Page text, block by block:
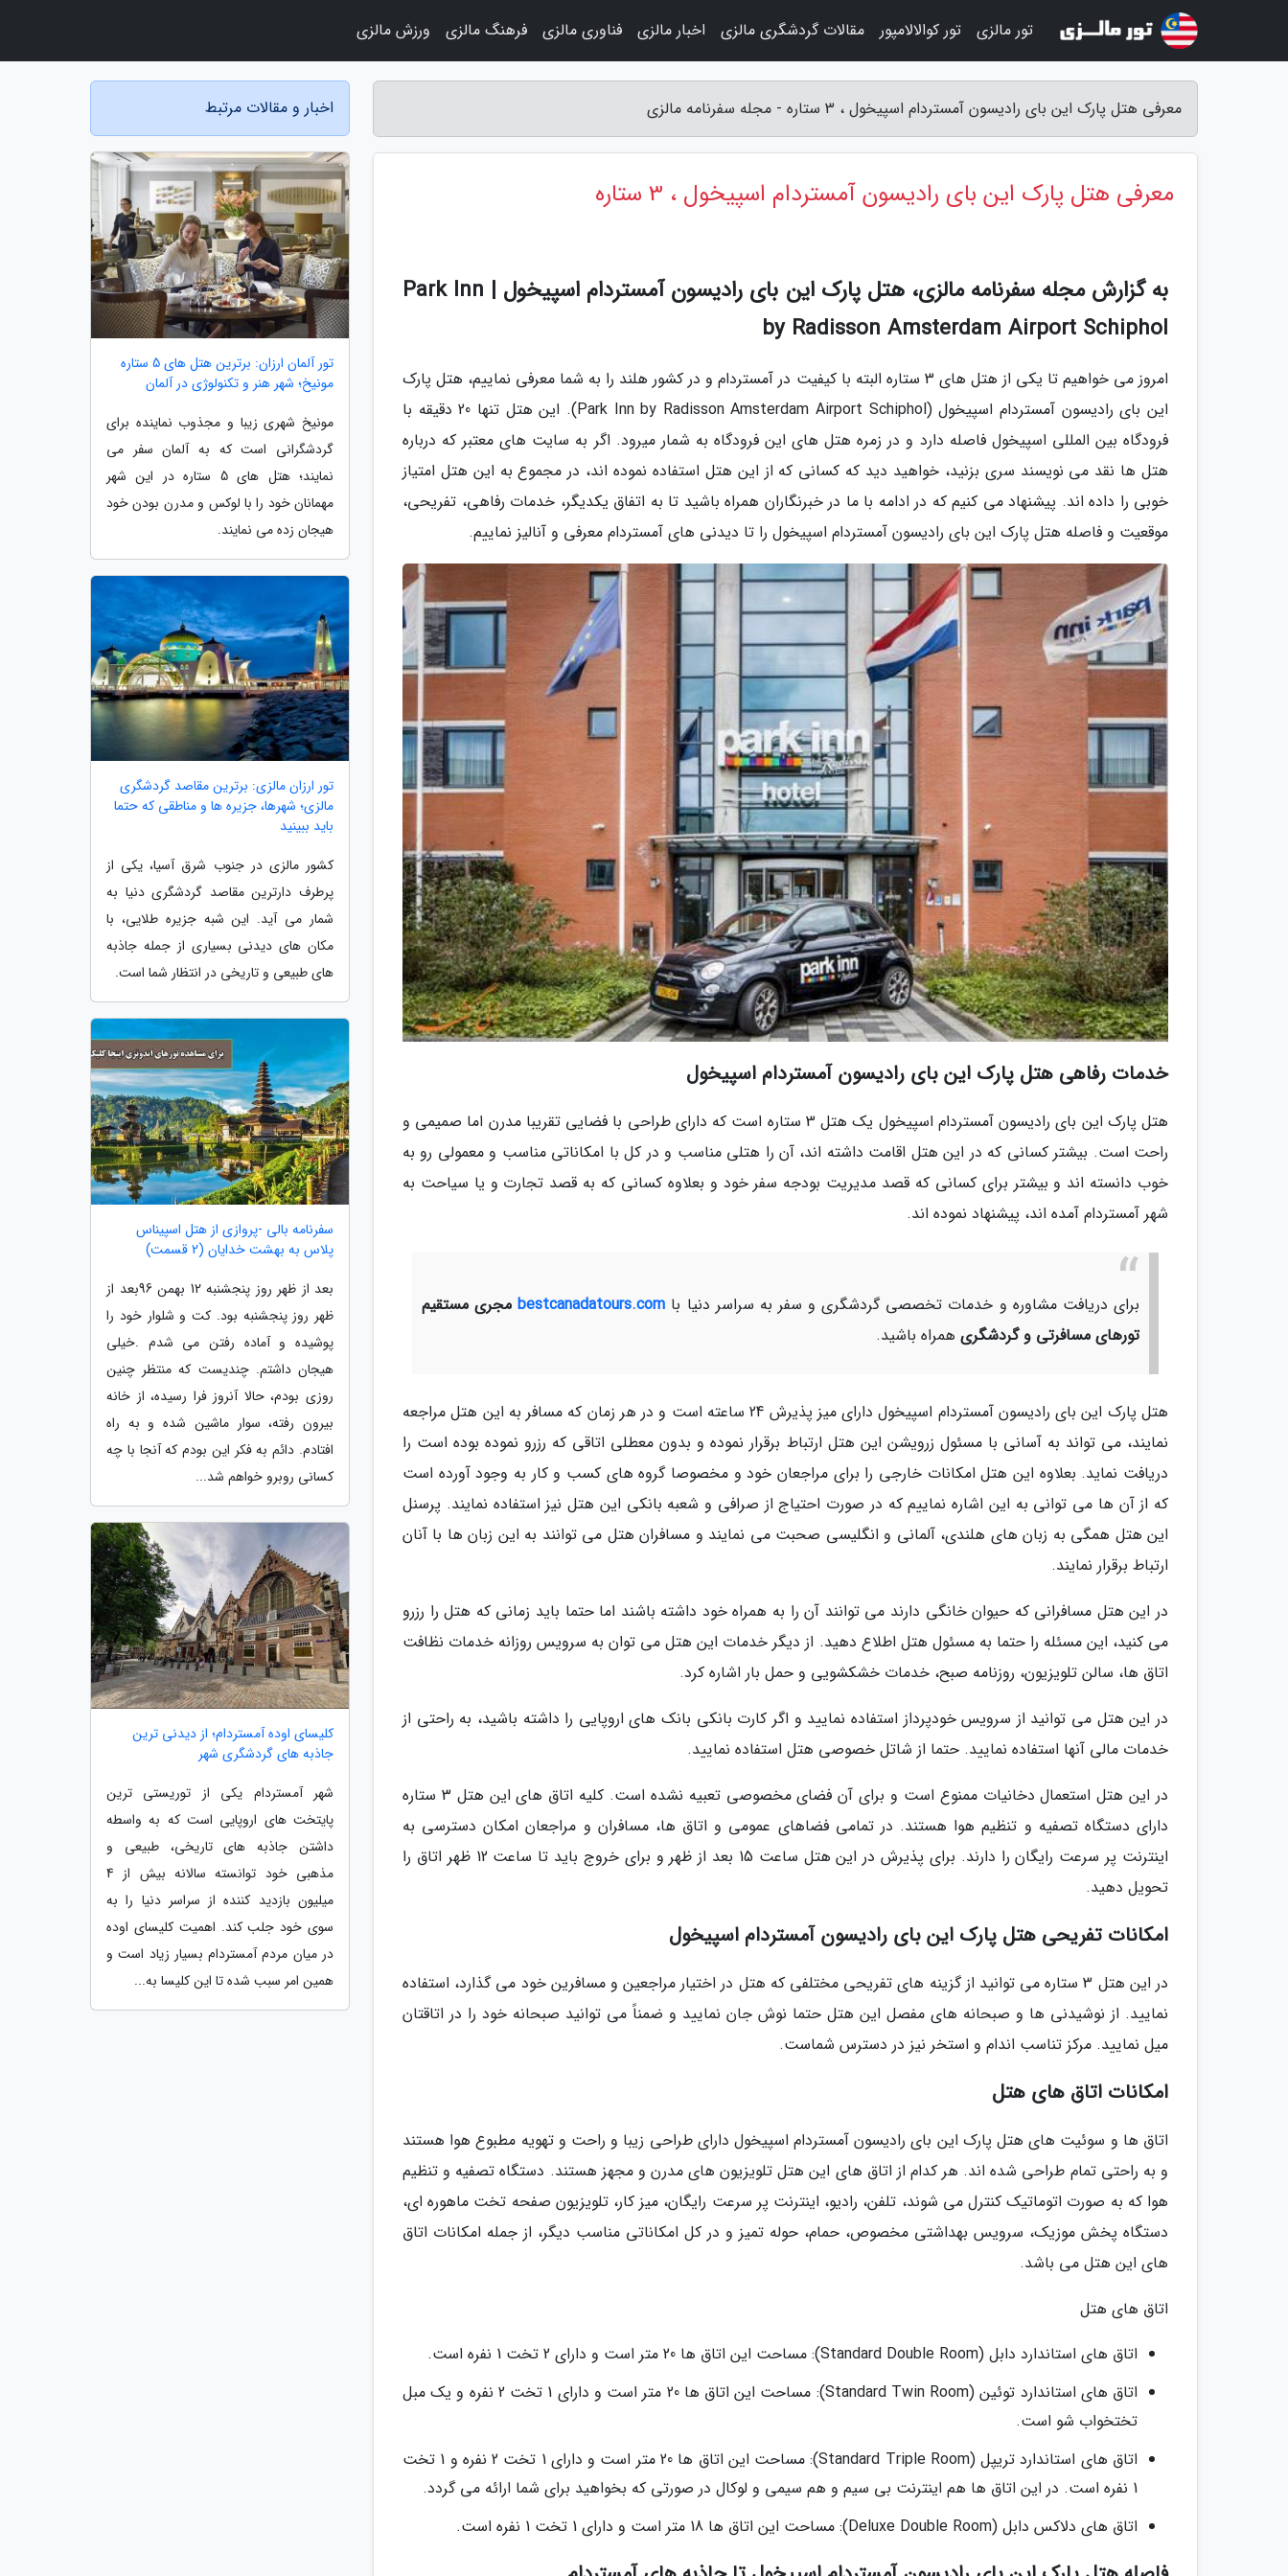
معرفی هتل پارک این بای رادیسون آمستردام اسپیخول ، 3 ستاره - مجله سفرنامه مالزی
معرفی هتل پارک این بای رادیسون آمستردام اسپیخول ، 3 ستاره
به گزارش مجله سفرنامه مالزی، هتل پارک این بای رادیسون آمستردام اسپیخول | Park Inn
by Radisson Amsterdam Airport Schiphol
امروز می خواهیم تا یکی از هتل های 3 ستاره البته با کیفیت در آمستردام و در کشور هلند را به شما معرفی نماییم، هتل پارک
این بای رادیسون آمستردام اسپیخول (Park Inn by Radisson Amsterdam Airport Schiphol). این هتل تنها 20 دقیقه با
فرودگاه بین المللی اسپیخول فاصله دارد و در زمره هتل های این فرودگاه به شمار میرود. اگر به سایت های معتبر که درباره
هتل ها نقد می نویسند سری بزنید، خواهید دید که کسانی که از این هتل استفاده نموده اند، در مجموع به این هتل امتیاز
خوبی را داده اند. پیشنهاد می کنیم که در ادامه با ما در خبرنگاران همراه باشید تا به اتفاق یکدیگر، خدمات رفاهی، تفریحی،
موقعیت و فاصله هتل پارک این بای رادیسون آمستردام اسپیخول را تا دیدنی های آمستردام معرفی و آنالیز نماییم.
خدمات رفاهی هتل پارک این بای رادیسون آمستردام اسپیخول
هتل پارک این بای رادیسون آمستردام اسپیخول یک هتل 3 ستاره است که دارای طراحی با فضایی تقریبا مدرن اما صمیمی و
راحت است. بیشتر کسانی که در این هتل اقامت داشته اند، آن را هتلی مناسب و در کل با امکاناتی مناسب و معمولی رو به
خوب دانسته اند و بیشتر برای کسانی که قصد مدیریت بودجه سفر خود و بعلاوه کسانی که به قصد تجارت و یا سیاحت به
شهر آمستردام آمده اند، پیشنهاد نموده اند.
برای دریافت مشاوره و خدمات تخصصی گردشگری و سفر به سراسر دنیا با bestcanadatours.com مجری مستقیم
تورهای مسافرتی و گردشگری همراه باشید.
هتل پارک این بای رادیسون آمستردام اسپیخول دارای میز پذیرش 24 ساعته است و در هر زمان که مسافر به این هتل مراجعه
نمایند، می تواند به آسانی با مسئول زرویشن این هتل ارتباط برقرار نموده و بدون معطلی اتاقی که رزرو نموده بوده است را
دریافت نماید. بعلاوه این هتل امکانات خارجی را برای مراجعان خود و مخصوصا گروه های کسب و کار به وجود آورده است
که از آن ها می توانی به این اشاره نماییم که در صورت احتیاج از صرافی و شعبه بانکی این هتل نیز استفاده نمایند. پرسنل
این هتل همگی به زبان های هلندی، آلمانی و انگلیسی صحبت می نمایند و مسافران هتل می توانند به این زبان ها با آنان
ارتباط برقرار نمایند.
در این هتل مسافرانی که حیوان خانگی دارند می توانند آن را به همراه خود داشته باشند اما حتما باید زمانی که هتل را رزرو
می کنید، این مسئله را حتما به مسئول هتل اطلاع دهید. از دیگر خدمات این هتل می توان به سرویس روزانه خدمات نظافت
اتاق ها، سالن تلویزیون، روزنامه صبح، خدمات خشکشویی و حمل بار اشاره کرد.
در این هتل می توانید از سرویس خودپرداز استفاده نمایید و اگر کارت بانکی بانک های اروپایی را داشته باشید، به راحتی از
خدمات مالی آنها استفاده نمایید. حتما از شاتل خصوصی هتل استفاده نمایید.
در این هتل استعمال دخانیات ممنوع است و برای آن فضای مخصوصی تعبیه نشده است. کلیه اتاق های این هتل 3 ستاره
دارای دستگاه تصفیه و تنظیم هوا هستند. در تمامی فضاهای عمومی و اتاق ها، مسافران و مراجعان امکان دسترسی به
اینترنت پر سرعت رایگان را دارند. برای پذیرش در این هتل ساعت 15 بعد از ظهر و برای خروج باید تا ساعت 12 ظهر اتاق را
تحویل دهید.
امکانات تفریحی هتل پارک این بای رادیسون آمستردام اسپیخول
در این هتل 3 ستاره می توانید از گزینه های تفریحی مختلفی که هتل در اختیار مراجعین و مسافرین خود می گذارد، استفاده
نمایید. از نوشیدنی ها و صبحانه های مفصل این هتل حتما نوش جان نمایید و ضمناً می توانید صبحانه خود را در اتاقتان
میل نمایید. مرکز تناسب اندام و استخر نیز در دسترس شماست.
امکانات اتاق های هتل
اتاق ها و سوئیت های هتل پارک این بای رادیسون آمستردام اسپیخول دارای طراحی زیبا و راحت و تهویه مطبوع هوا هستند
و به راحتی تمام طراحی شده اند. هر کدام از اتاق های این هتل تلویزیون های مدرن و مجهز هستند. دستگاه تصفیه و تنظیم
هوا که به صورت اتوماتیک کنترل می شوند، تلفن، رادیو، اینترنت پر سرعت رایگان، میز کار، تلویزیون صفحه تخت ماهوره ای،
دستگاه پخش موزیک، سرویس بهداشتی مخصوص، حمام، حوله تمیز و در کل امکاناتی مناسب دیگر، از جمله امکانات اتاق
های این هتل می باشد.
اتاق های هتل
اتاق های استاندارد دابل (Standard Double Room): مساحت این اتاق ها 20 متر است و دارای 2 تخت 1 نفره است.
اتاق های استاندارد توئین (Standard Twin Room): مساحت این اتاق ها 20 متر است و دارای 1 تخت 2 نفره و یک مبل
تختخواب شو است.
اتاق های استاندارد تریپل (Standard Triple Room): مساحت این اتاق ها 20 متر است و دارای 1 تخت 2 نفره و 1 تخت
1 نفره است. در این اتاق ها هم اینترنت بی سیم و هم سیمی و لوکال در صورتی که بخواهید برای شما ارائه می گردد.
اتاق های دلاکس دابل (Deluxe Double Room): مساحت این اتاق ها 18 متر است و دارای 1 تخت 1 نفره است.
اخبار و مقالات مرتبط
تور آلمان ارزان: برترین هتل های 5 ستاره
مونیخ؛ شهر هنر و تکنولوژی در آلمان
مونیخ شهری زیبا و مجذوب نماینده برای
گردشگرانی است که به آلمان سفر می
نمایند؛ هتل های 5 ستاره در این شهر
مهمانان خود را با لوکس و مدرن بودن خود
هیجان زده می نمایند.
تور ارزان مالزی: برترین مقاصد گردشگری
مالزی؛ شهرها، جزیره ها و مناطقی که حتما
باید ببینید
کشور مالزی در جنوب شرق آسیا، یکی از
پرطرف دارترین مقاصد گردشگری دنیا به
شمار می آید. این شبه جزیره طلایی، با
مکان های دیدنی بسیاری از جمله جاذبه
های طبیعی و تاریخی در انتظار شما است.
سفرنامه بالی -پروازی از هتل اسپیناس
پلاس به بهشت خدایان (2 قسمت)
بعد از ظهر روز پنجشنبه 12 بهمن 96بعد از
ظهر روز پنجشنبه بود. کت و شلوار خود را
پوشیده و آماده رفتن می شدم .خیلی
هیجان داشتم. چندیست که منتظر چنین
روزی بودم، حالا آنروز فرا رسیده، از خانه
بیرون رفته، سوار ماشین شده و به راه
افتادم. دائم به فکر این بودم که آنجا با چه
کسانی روبرو خواهم شد...
کلیسای اوده آمستردام؛ از دیدنی ترین
جاذبه های گردشگری شهر
شهر آمستردام یکی از توریستی ترین
پایتخت های اروپایی است که به واسطه
داشتن جاذبه های تاریخی، طبیعی و
مذهبی خود توانسته سالانه بیش از 4
میلیون بازدید کننده از سراسر دنیا را به
سوی خود جلب کند. اهمیت کلیسای اوده
در میان مردم آمستردام بسیار زیاد است و
همین امر سبب شده تا این کلیسا به...
تور مالزی تور کوالالامپور مقالات گردشگری مالزی اخبار مالزی فناوری مالزی فرهنگ مالزی ورزش مالزی